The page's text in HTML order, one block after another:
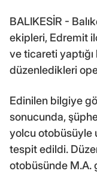
BALIKESİR -
ekipleri, Edremit
ve ticareti
düzenledikleri
Edinilen bilgiye
sonucunda,
yolcu otobüsüyle
tespit edildi.
otobüsünde M.A.